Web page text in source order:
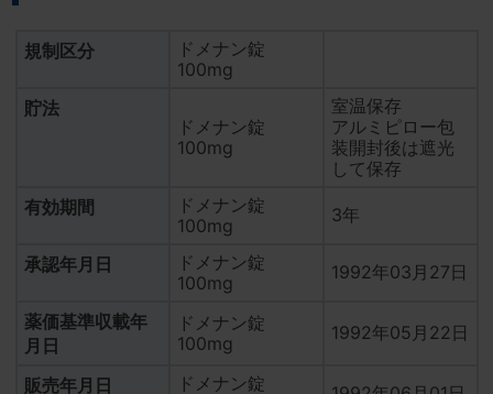
2013年03月08日
PTPシート及びボトルラベル等変更のお知らせ
規制区分
ドメナン錠
100mg
貯法
ドメナン錠
100mg
室温保存
アルミピロー包
装開封後は遮光
して保存
有効期間
ドメナン錠
100mg
3年
承認年月日
ドメナン錠
100mg
1992年03月27日
薬価基準収載年
月日
ドメナン錠
100mg
1992年05月22日
販売年月日
ドメナン錠